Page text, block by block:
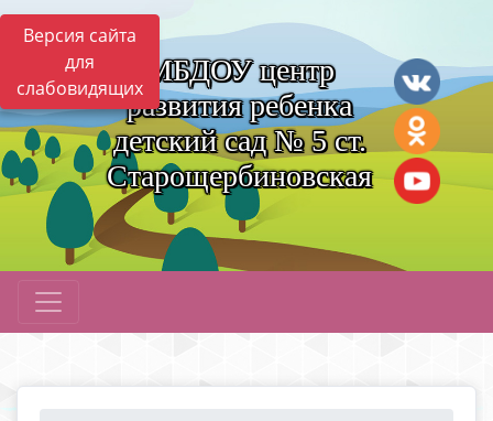
Версия сайта
для
слабовидящих
МБДОУ центр
развития ребенка
детский сад № 5 ст.
Старощербиновская